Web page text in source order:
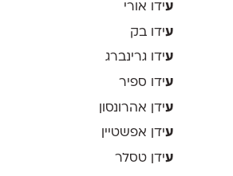
עידו אורי
עידו בק
עידו גרינברג
עידו ספיר
עידן אהרונסון
עידן אפשטיין
עידן טסלר